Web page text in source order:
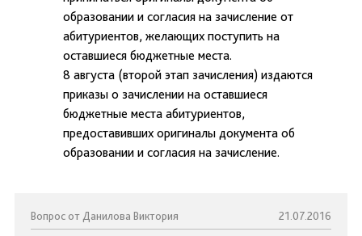
образовании и согласия на зачисление от
абитуриентов, желающих поступить на
оставшиеся бюджетные места.
8 августа (второй этап зачисления) издаются
приказы о зачислении на оставшиеся
бюджетные места абитуриентов,
предоставивших оригиналы документа об
образовании и согласия на зачисление.
Вопрос от Данилова Виктория 21.07.2016